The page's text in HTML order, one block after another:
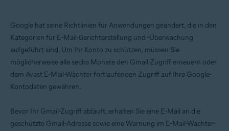
Produkte:
Avast Premium Security
Avast One
Betriebssysteme:
Windows, macOS, Android und iOS
Google hat seine Richtlinien für Anwendungen geändert, die in den
Kategorien für E-Mail-Berichterstellung und -Überwachung
aufgeführt sind. Um Ihr Konto zu schützen, müssen Sie
möglicherweise alle sechs Monate den Gmail-Zugriff erneuern oder
dem Avast E-Mail-Wächter fortlaufenden Zugriff auf Ihre Google-
Kontodaten gewähren.
Bevor Ihr Gmail-Zugriff abläuft, erhalten Sie eine E-Mail an die
geschützte Gmail-Adresse sowie eine Warnung im E-Mail-Wächter-